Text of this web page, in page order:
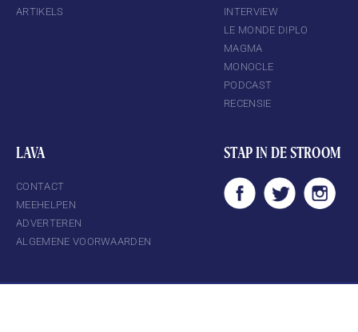
ARTIKELS
INTERVIEW
LE MONDE DIPLO
MAGMA
MONOCLE
PODCAST
RECENSIE
LAVA
CONTACT
MEEHELPEN
ADVERTEREN
ALGEMENE VOORWAARDEN
STAP IN DE STROOM